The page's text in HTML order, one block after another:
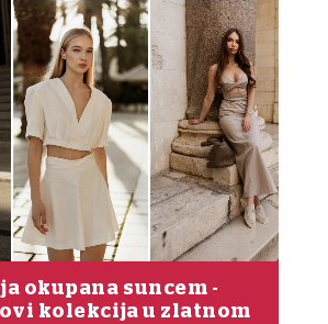
okupana suncem -
kolekcija u zlatnom